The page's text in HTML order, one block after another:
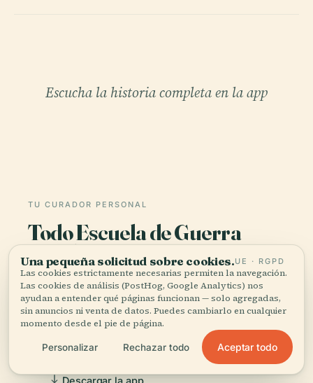
Escucha la historia completa en la app
TU CURADOR PERSONAL
Todo Escuela de Guerra
Naval,
bien contado.
Guías de audio para más de 1.100 ciudades en 96
países. Historia, relatos y conocimiento local —
Descargar la app
Una pequeña solicitud sobre cookies.UE · RGPD
Las cookies estrictamente necesarias permiten la navegación.
Las cookies de análisis (PostHog, Google Analytics) nos
ayudan a entender qué páginas funcionan — solo agregadas,
sin anuncios ni venta de datos. Puedes cambiarlo en cualquier
momento desde el pie de página.
Personalizar Rechazar todo Aceptar todo